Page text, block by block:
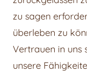
zu sagen
überleben zu
Vertrauen in uns
unsere